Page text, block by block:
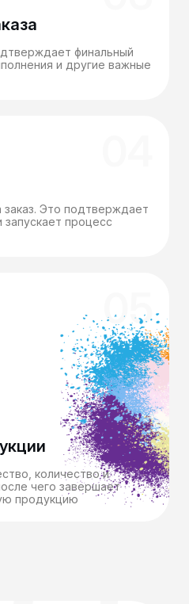
финальный
и другие важные
заказ. Это подтверждает
запускает процесс
05
количество и
чего завершает
продукцию